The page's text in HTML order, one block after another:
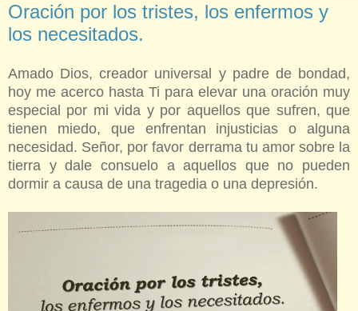
Oración por los tristes, los enfermos y
los necesitados.
Amado Dios, creador universal y padre de bondad,
hoy me acerco hasta Ti para elevar una oración muy
especial por mi vida y por aquellos que sufren, que
tienen miedo, que enfrentan injusticias o alguna
necesidad. Señor, por favor derrama tu amor sobre la
tierra y dale consuelo a aquellos que no pueden
dormir a causa de una tragedia o una depresión.